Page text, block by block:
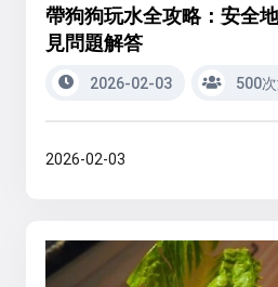
帶狗狗玩水全攻略：安全
見問題解答
2026-02-03 500
2026-02-03